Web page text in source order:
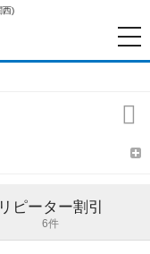
リピーター割引
6件